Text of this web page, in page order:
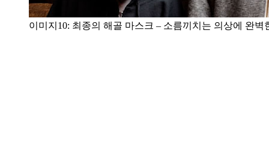
이미지10: 최종의 해골 마스크 – 소름끼치는 의상에 완벽